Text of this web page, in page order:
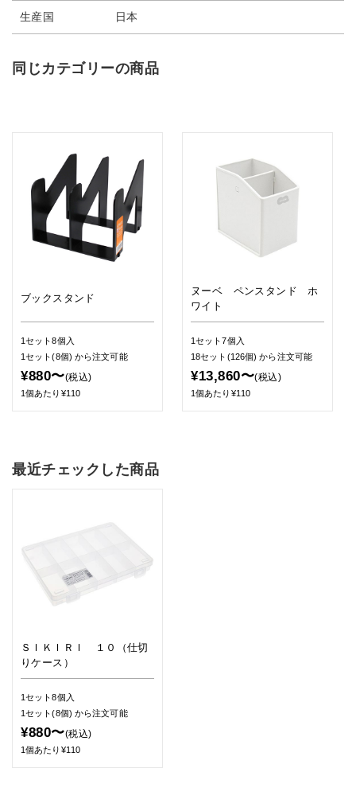
生産国 日本
同じカテゴリーの商品
ブックスタンド
1セット8個入
1セット(8個) から注文可能
¥880〜(税込)
1個あたり¥110
ヌーベ ペンスタンド ホ
ワイト
1セット7個入
18セット(126個)から注文可能
¥13,860〜(税込)
1個あたり¥110
最近チェックした商品
ＳＩＫＩＲＩ １０（仕切
りケース）
1セット8個入
1セット(8個) から注文可能
¥880〜(税込)
1個あたり¥110